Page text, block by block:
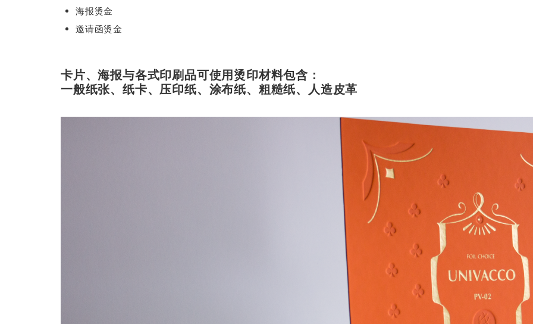
海报烫金
邀请函烫金
卡片、海报与各式印刷品可使用烫印材料包含：
一般纸张、纸卡、压印纸、涂布纸、粗糙纸、人造皮革